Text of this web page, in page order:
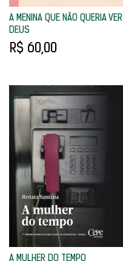
A MENINA QUE NÃO QUERIA VER
DEUS
R$ 60,00
A MULHER DO TEMPO